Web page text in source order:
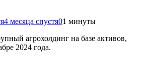
4 месяца спустя01 минуты
агрохолдинг на базе активов,
2024 года.